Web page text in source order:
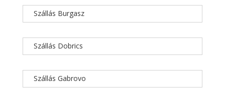
Szállás Burgasz
Szállás Dobrics
Szállás Gabrovo